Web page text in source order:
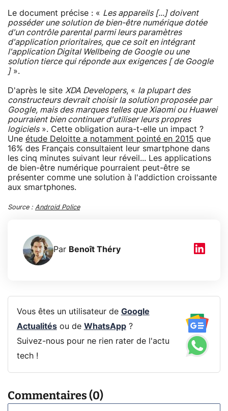
Le document précise : « Les appareils [...] doivent
posséder une solution de bien-être numérique dotée
d'un contrôle parental parmi leurs paramètres
d'application prioritaires, que ce soit en intégrant
l'application Digital Wellbeing de Google ou une
solution tierce qui réponde aux exigences [ de Google
]».
D'après le site XDA Developers, « la plupart des
constructeurs devrait choisir la solution proposée par
Google, mais des marques telles que Xiaomi ou Huawei
pourraient bien continuer d'utiliser leurs propres
logiciels». Cette obligation aura-t-elle un impact ?
Une étude Deloitte a notamment pointé en 2015 que
16% des Français consultaient leur smartphone dans
les cinq minutes suivant leur réveil... Les applications
de bien-être numérique pourraient peut-être se
présenter comme une solution à l'addiction croissante
aux smartphones.
Source : Android Police
Par Benoît Théry
Vous êtes un utilisateur de Google
Actualitésou de WhatsApp?
Suivez-nous pour ne rien rater de l'actu
tech !
Commentaires (0)